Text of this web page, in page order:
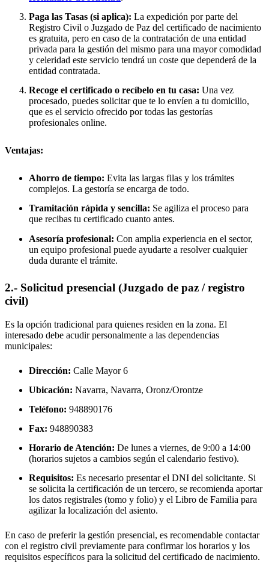
Paga las Tasas (si aplica): La expedición por parte del
Registro Civil o Juzgado de Paz del certificado de nacimiento
es gratuita, pero en caso de la contratación de una entidad
privada para la gestión del mismo para una mayor comodidad
y celeridad este servicio tendrá un coste que dependerá de la
entidad contratada.
Recoge el certificado o recíbelo en tu casa: Una vez
procesado, puedes solicitar que te lo envíen a tu domicilio,
que es el servicio ofrecido por todas las gestorías
profesionales online.
Ventajas:
Ahorro de tiempo: Evita las largas filas y los trámites
complejos. La gestoría se encarga de todo.
Tramitación rápida y sencilla: Se agiliza el proceso para
que recibas tu certificado cuanto antes.
Asesoría profesional: Con amplia experiencia en el sector,
un equipo profesional puede ayudarte a resolver cualquier
duda durante el trámite.
2.- Solicitud presencial (Juzgado de paz / registro
civil)
Es la opción tradicional para quienes residen en la zona. El
interesado debe acudir personalmente a las dependencias
municipales:
Dirección: Calle Mayor 6
Ubicación: Navarra, Navarra, Oronz/Orontze
Teléfono: 948890176
Fax: 948890383
Horario de Atención: De lunes a viernes, de 9:00 a 14:00
(horarios sujetos a cambios según el calendario festivo).
Requisitos: Es necesario presentar el DNI del solicitante. Si
se solicita la certificación de un tercero, se recomienda aportar
los datos registrales (tomo y folio) y el Libro de Familia para
agilizar la localización del asiento.
En caso de preferir la gestión presencial, es recomendable contactar
con el registro civil previamente para confirmar los horarios y los
requisitos específicos para la solicitud del certificado de nacimiento.